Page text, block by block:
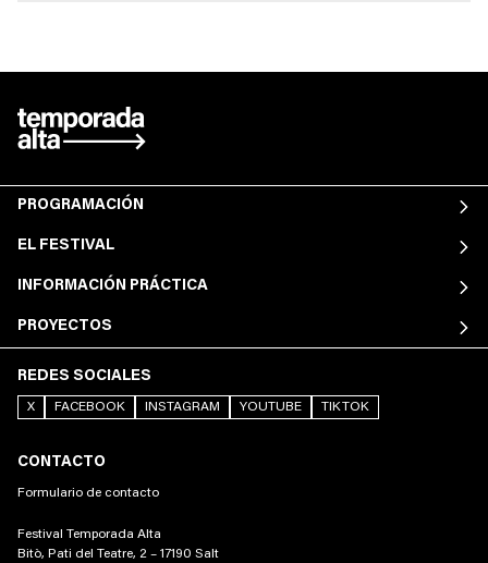
PROGRAMACIÓN
EL FESTIVAL
INFORMACIÓN PRÁCTICA
PROYECTOS
REDES SOCIALES
X FACEBOOK INSTAGRAM YOUTUBE TIKTOK
CONTACTO
Formulario de contacto
Festival Temporada Alta
Bitò, Pati del Teatre, 2 – 17190 Salt